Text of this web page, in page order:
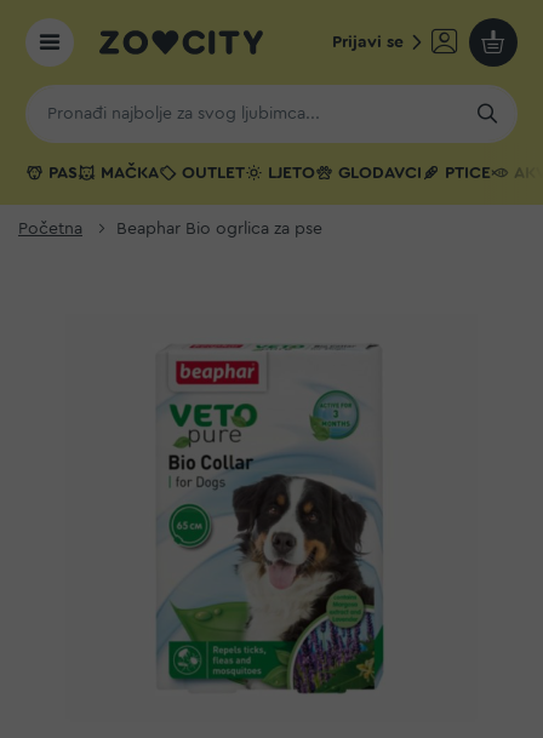
Prijavi se
Moja
PAS MAČKA OUTLET LJETO GLODAVCI PTICE
Početna Beaphar Bio ogrlica za pse